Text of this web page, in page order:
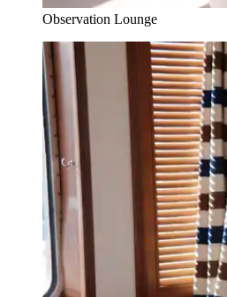
Observation Lounge